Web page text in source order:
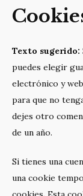
Texto sugerido:
puedes elegir
electrónico y
para que no
dejes otro
de un año.
Si tienes una
una cookie